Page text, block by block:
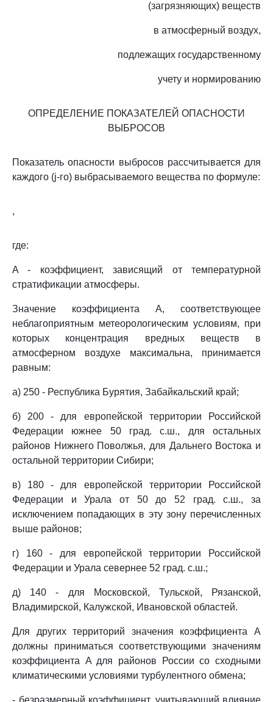
(загрязняющих) веществ
в атмосферный воздух,
подлежащих государственному
учету и нормированию
ОПРЕДЕЛЕНИЕ ПОКАЗАТЕЛЕЙ ОПАСНОСТИ
ВЫБРОСОВ
Показатель опасности выбросов рассчитывается для
каждого (j-го) выбрасываемого вещества по формуле:
,
где:
A - коэффициент, зависящий от температурной
стратификации атмосферы.
Значение коэффициента A, соответствующее
неблагоприятным метеорологическим условиям, при
которых концентрация вредных веществ в
атмосферном воздухе максимальна, принимается
равным:
а) 250 - Республика Бурятия, Забайкальский край;
б) 200 - для европейской территории Российской
Федерации южнее 50 град. с.ш., для остальных
районов Нижнего Поволжья, для Дальнего Востока и
остальной территории Сибири;
в) 180 - для европейской территории Российской
Федерации и Урала от 50 до 52 град. с.ш., за
исключением попадающих в эту зону перечисленных
выше районов;
г) 160 - для европейской территории Российской
Федерации и Урала севернее 52 град. с.ш.;
д) 140 - для Московской, Тульской, Рязанской,
Владимирской, Калужской, Ивановской областей.
Для других территорий значения коэффициента A
должны приниматься соответствующими значениям
коэффициента A для районов России со сходными
климатическими условиями турбулентного обмена;
- безразмерный коэффициент, учитывающий влияние